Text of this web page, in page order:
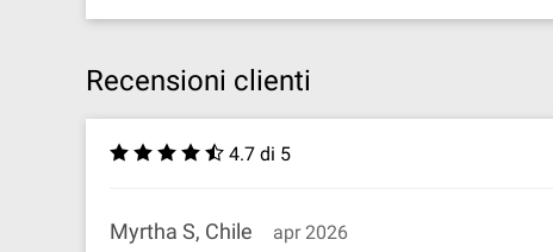
Recensioni clienti
4.7 di 5
Myrtha S, Chile
apr 2026